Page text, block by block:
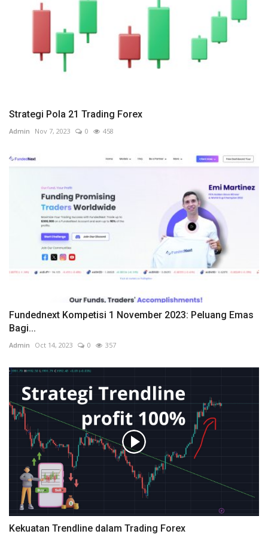
Strategi Pola 21 Trading Forex
Admin Nov 7, 2023 0 458
Fundednext Kompetisi 1 November 2023: Peluang Emas
Bagi...
Admin Oct 14, 2023 0 357
Kekuatan Trendline dalam Trading Forex